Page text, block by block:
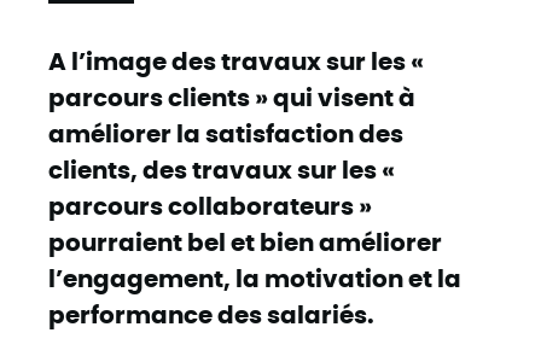
A l’image des travaux sur les «
parcours clients » qui visent à
améliorer la satisfaction des
clients, des travaux sur les «
parcours collaborateurs »
pourraient bel et bien améliorer
l’engagement, la motivation et la
performance des salariés.